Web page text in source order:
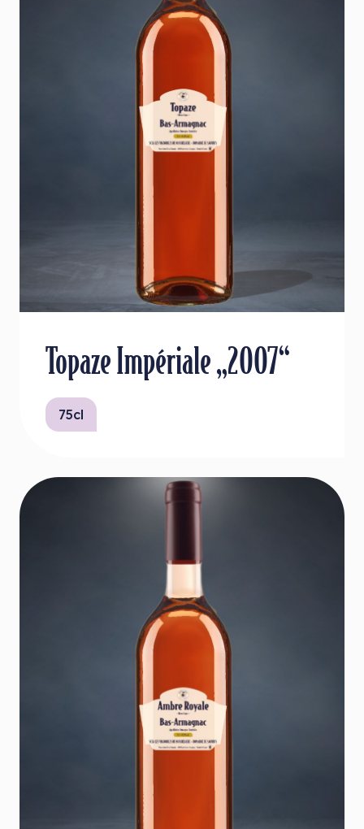
Topaze Impériale „2007“
75cl